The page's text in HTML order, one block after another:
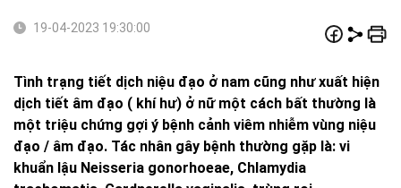
19-04-2023 19:30:00
Tình trạng tiết dịch niệu đạo ở nam cũng như xuất hiện
dịch tiết âm đạo ( khí hư) ở nữ một cách bất thường là
một triệu chứng gợi ý bệnh cảnh viêm nhiễm vùng niệu
đạo / âm đạo. Tác nhân gây bệnh thường gặp là: vi
khuẩn lậu Neisseria gonorhoeae, Chlamydia